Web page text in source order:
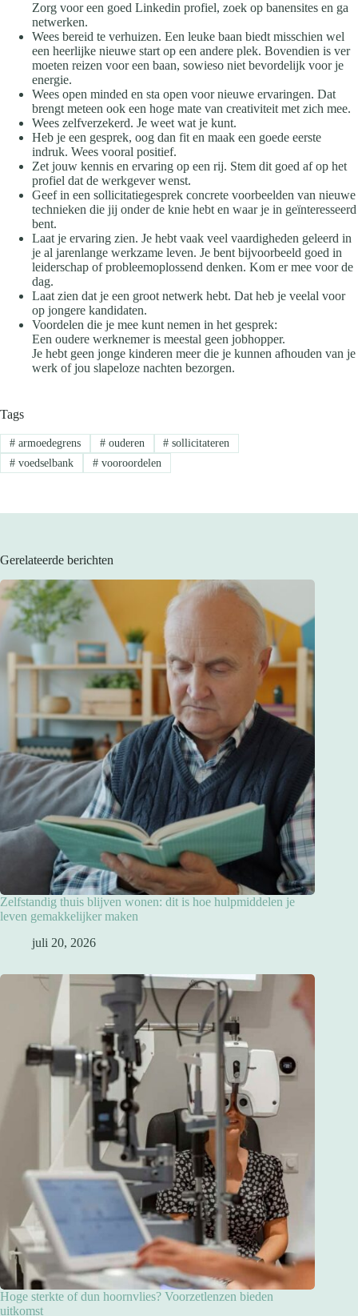
Zorg voor een goed Linkedin profiel, zoek op banensites en ga
netwerken.
Wees bereid te verhuizen. Een leuke baan biedt misschien wel
een heerlijke nieuwe start op een andere plek. Bovendien is ver
moeten reizen voor een baan, sowieso niet bevordelijk voor je
energie.
Wees open minded en sta open voor nieuwe ervaringen. Dat
brengt meteen ook een hoge mate van creativiteit met zich mee.
Wees zelfverzekerd. Je weet wat je kunt.
Heb je een gesprek, oog dan fit en maak een goede eerste
indruk. Wees vooral positief.
Zet jouw kennis en ervaring op een rij. Stem dit goed af op het
profiel dat de werkgever wenst.
Geef in een sollicitatiegesprek concrete voorbeelden van nieuwe
technieken die jij onder de knie hebt en waar je in geïnteresseerd
bent.
Laat je ervaring zien. Je hebt vaak veel vaardigheden geleerd in
je al jarenlange werkzame leven. Je bent bijvoorbeeld goed in
leiderschap of probleemoplossend denken. Kom er mee voor de
dag.
Laat zien dat je een groot netwerk hebt. Dat heb je veelal voor
op jongere kandidaten.
Voordelen die je mee kunt nemen in het gesprek:
Een oudere werknemer is meestal geen jobhopper.
Je hebt geen jonge kinderen meer die je kunnen afhouden van je
werk of jou slapeloze nachten bezorgen.
Tags
#armoedegrens #ouderen # sollicitateren
#voedselbank #vooroordelen
Gerelateerde berichten
Zelfstandig thuis blijven wonen: dit is hoe hulpmiddelen je
leven gemakkelijker maken
juli 20, 2026
Hoge sterkte of dun hoornvlies? Voorzetlenzen bieden
uitkomst